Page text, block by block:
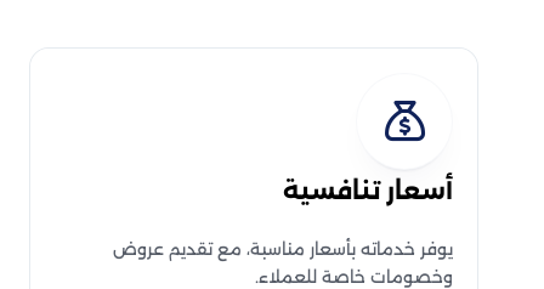
أسعار تنافسية
يوفر خدماته بأسعار مناسبة، مع تقديم عروض
وخصومات خاصة للعملاء.